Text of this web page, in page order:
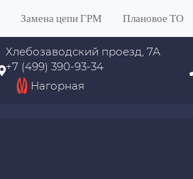
Замена цепи ГРМ Плановое ТО
Хлебозаводский проезд, 7А
+7 (499) 390-93-34
Нагорная